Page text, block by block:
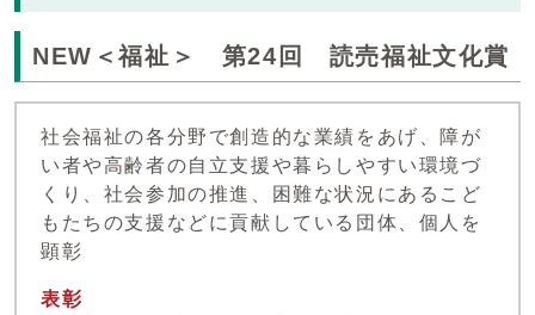
NEW＜福祉＞ 第24回 読売福祉文化賞
社会福祉の各分野で創造的な業績をあげ、障が
い者や高齢者の自立支援や暮らしやすい環境づ
くり、社会参加の推進、困難な状況にあるこど
もたちの支援などに貢献している団体、個人を
顕彰
表彰